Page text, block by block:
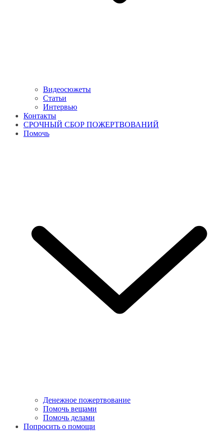
Видеосюжеты
Статьи
Интервью
Контакты
СРОЧНЫЙ СБОР ПОЖЕРТВОВАНИЙ
Помочь
Денежное пожертвование
Помочь вещами
Помочь делами
Попросить о помощи